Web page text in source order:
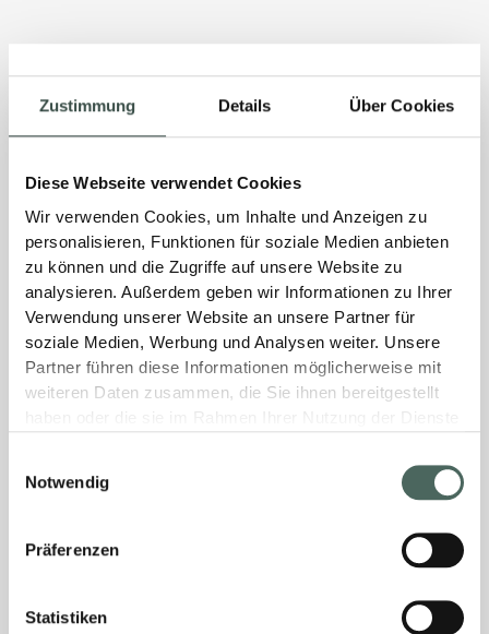
Zustimmung Details Über Cookies
Diese Webseite verwendet Cookies
Wir verwenden Cookies, um Inhalte und Anzeigen zu
personalisieren, Funktionen für soziale Medien anbieten
zu können und die Zugriffe auf unsere Website zu
analysieren. Außerdem geben wir Informationen zu Ihrer
Verwendung unserer Website an unsere Partner für
soziale Medien, Werbung und Analysen weiter. Unsere
Partner führen diese Informationen möglicherweise mit
weiteren Daten zusammen, die Sie ihnen bereitgestellt
Notwendig
Präferenzen
Statistiken